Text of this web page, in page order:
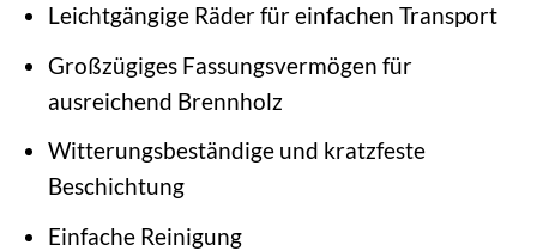
Leichtgängige Räder für einfachen Transport
Großzügiges Fassungsvermögen für
ausreichend Brennholz
Witterungsbeständige und kratzfeste
Beschichtung
Einfache Reinigung